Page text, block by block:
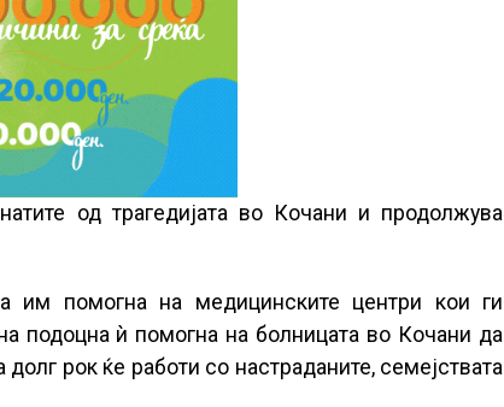
од трагедијата во Кочани и продолжува
им помогна на медицинските центри кои ги
подоцна ѝ помогна на болницата во Кочани да
рок ќе работи со настраданите, семејствата